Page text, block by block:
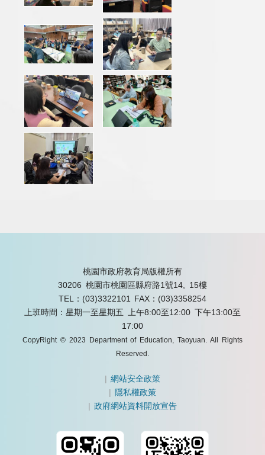
桃園市政府教育局版權所有
30206 桃園市桃園區縣府路1號14, 15樓
TEL：(03)3322101
FAX：(03)3358254
上班時間：星期一至星期五 上午8:00至12:00 下午13:00至
17:00
CopyRight © 2023 Department of Education, Taoyuan. All Rights
Reserved.
|網站安全政策
|隱私權政策
|政府網站資料開放宣告